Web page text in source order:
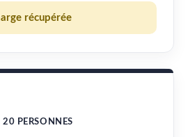
récupérée
PERSONNES